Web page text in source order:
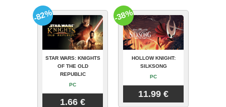
STAR WARS: KNIGHTS
OF THE OLD
REPUBLIC
PC
1.66 €
-82%
HOLLOW KNIGHT:
SILKSONG
PC
11.99 €
-38%